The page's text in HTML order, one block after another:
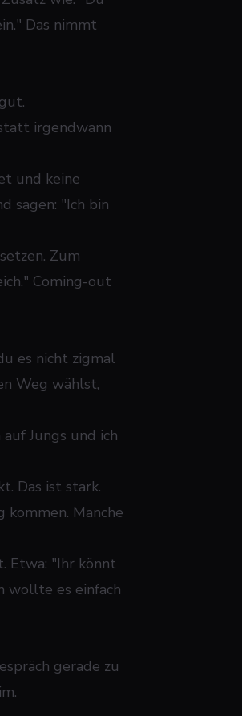
Das nimmt
irgendwann
und keine
sagen: "Ich bin
Zum
Coming-out
es nicht zigmal
Weg wählst,
Jungs und ich
Das ist stark.
Manche
Etwa: "Ihr könnt
wollte es einfach
gerade zu